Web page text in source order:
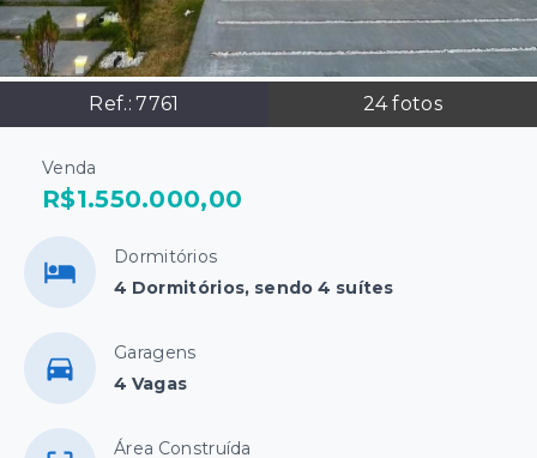
Ref.:7761 24fotos
Venda
R$1.550.000,00
Dormitórios
4 Dormitórios, sendo 4 suítes
Garagens
4 Vagas
Área Construída